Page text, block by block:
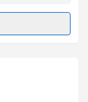
talebi
için bir